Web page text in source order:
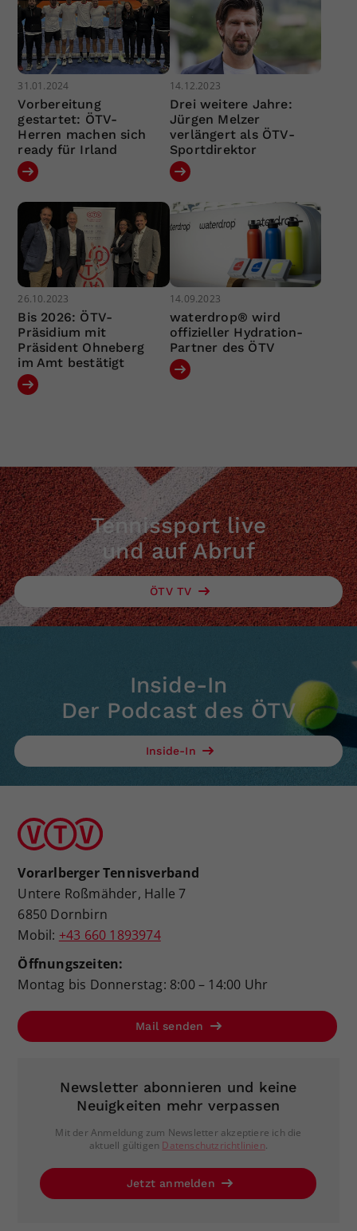
31.01.2024
Vorbereitung
gestartet: ÖTV-
Herren machen sich
ready für Irland
14.12.2023
Drei weitere Jahre:
Jürgen Melzer
verlängert als ÖTV-
Sportdirektor
26.10.2023
Bis 2026: ÖTV-
Präsidium mit
Präsident Ohneberg
im Amt bestätigt
14.09.2023
waterdrop® wird
offizieller Hydration-
Partner des ÖTV
Tennissport live
und auf Abruf
ÖTV TV
Inside-In
Der Podcast des ÖTV
Inside-In
Vorarlberger Tennisverband
Untere Roßmähder, Halle 7
6850 Dornbirn
Mobil: +43 660 1893974
Öffnungszeiten:
Montag bis Donnerstag: 8:00 – 14:00 Uhr
Mail senden
Newsletter abonnieren und keine
Neuigkeiten mehr verpassen
Mit der Anmeldung zum Newsletter akzeptiere ich die
aktuell gültigen Datenschutzrichtlinien.
Jetzt anmelden